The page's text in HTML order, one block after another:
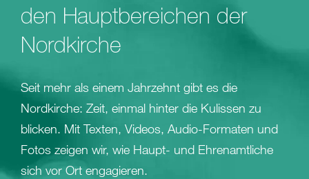
den Hauptbereichen der
Nordkirche
Seit mehr als einem Jahrzehnt gibt es die
Nordkirche: Zeit, einmal hinter die Kulissen zu
blicken. Mit Texten, Videos, Audio-Formaten und
Fotos zeigen wir, wie Haupt- und Ehrenamtliche
sich vor Ort engagieren.